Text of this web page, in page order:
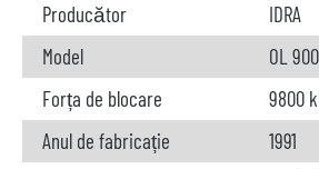
Producător
IDRA
Model
OL
Forța de blocare
9800
Anul de fabricație
1991